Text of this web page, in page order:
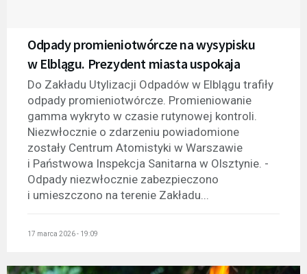
Odpady promieniotwórcze na wysypisku
w Elblągu. Prezydent miasta uspokaja
Do Zakładu Utylizacji Odpadów w Elblągu trafiły
odpady promieniotwórcze. Promieniowanie
gamma wykryto w czasie rutynowej kontroli.
Niezwłocznie o zdarzeniu powiadomione
zostały Centrum Atomistyki w Warszawie
i Państwowa Inspekcja Sanitarna w Olsztynie. -
Odpady niezwłocznie zabezpieczono
i umieszczono na terenie Zakładu...
17 marca 2026 - 19:09